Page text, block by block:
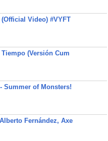
Video) #VYFT
(Versión Cum
Summer of Monsters!
Fernández, Axe